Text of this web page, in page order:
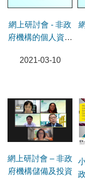
網上研討會 - 非政
府機構的個人資料
節）
2021-03-10
網上研討會 – 非政
府機構儲備及投資